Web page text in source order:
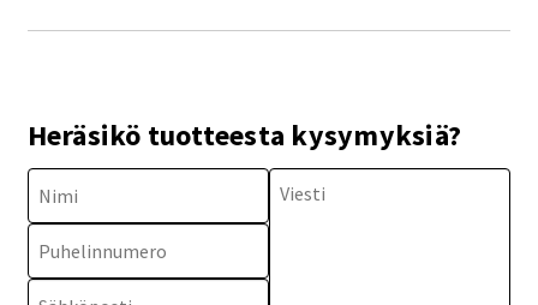
Heräsikö tuotteesta kysymyksiä?